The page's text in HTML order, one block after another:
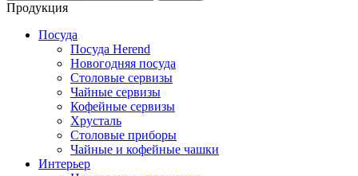
Продукция
Посуда
Посуда Herend
Новогодняя посуда
Столовые сервизы
Чайные сервизы
Кофейные сервизы
Хрусталь
Столовые приборы
Чайные и кофейные чашки
Интерьер